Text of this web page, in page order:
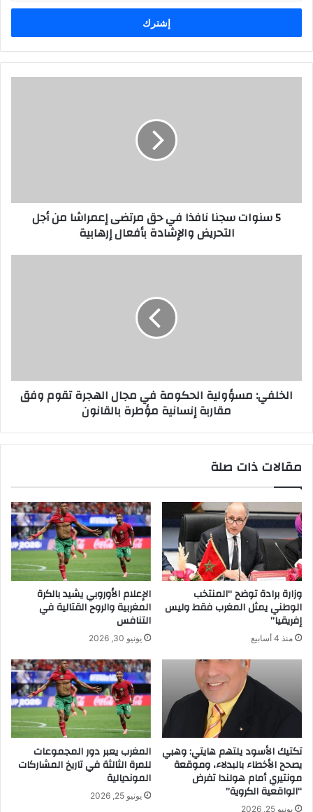
الإلكتروني
5 سنوات سجنا نافذا في حق مرتضى إعمراشا من أجل
التحريض والإشادة بأفعال إرهابية
الخلفي: مسؤولية الحكومة في مجال الهجرة تقوم وفق
مقاربة إنسانية مؤطرة بالقانون
مقالات ذات صلة
وزارة برادة توضح “المنتخب
الوطني يمثل المغرب فقط وليس
إفريقيا”
منذ 4 أسابيع
الإعلام الأوروبي يشيد بالكرة
المغربية والروح القتالية في
التنافس
يونيو 30, 2026
تكتيك الأسود يلتهم هايتي: وهبي
يصحح الأخطاء بالبدلاء، وموقعة
مونتيري أمام هولندا تفرض
“الواقعية الكروية”
يونيو 25, 2026
المغرب يعبر دور المجموعات
للمرة الثالثة في تاريخ المشاركات
المونديالية
يونيو 25, 2026